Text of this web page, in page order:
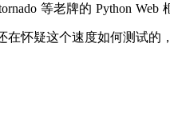
等老牌的 Python Web
在怀疑这个速度如何测试的